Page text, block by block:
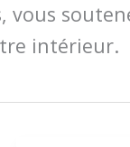
vous
intérieur.